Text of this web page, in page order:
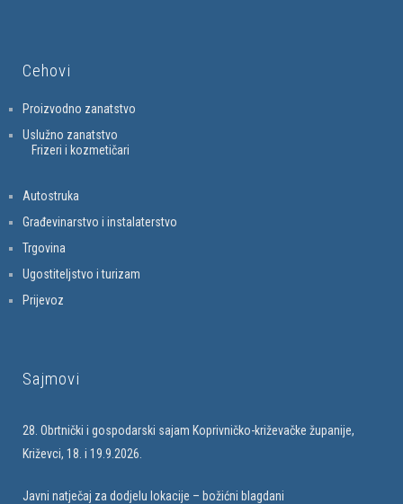
Cehovi
Proizvodno zanatstvo
Uslužno zanatstvo
Frizeri i kozmetičari
Autostruka
Građevinarstvo i instalaterstvo
Trgovina
Ugostiteljstvo i turizam
Prijevoz
Sajmovi
28. Obrtnički i gospodarski sajam Koprivničko-križevačke županije,
Križevci, 18. i 19.9.2026.
Javni natječaj za dodjelu lokacije – božićni blagdani